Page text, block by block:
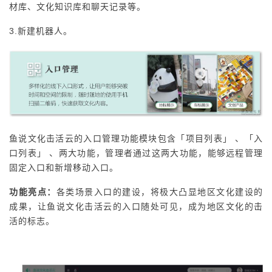
材库、文化知识库和聊天记录等。
3.新建机器人。
鱼说文化击活云的入口管理功能模块包含「项目列表」 、「入
口列表」 、两大功能，管理者通过这两大功能，能够远程管理
固定入口和新增移动入口。
功能亮点： 各类场景入口的建设，将极大凸显地区文化建设的
成果，让鱼说文化击活云的入口随处可见，成为地区文化的击
活的标志。